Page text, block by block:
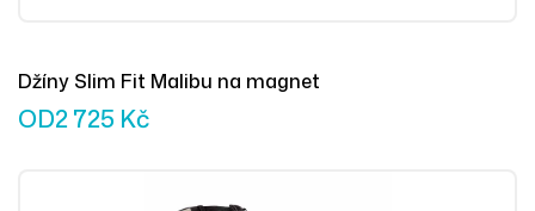
Džíny Slim Fit Malibu na magnet
OD2 725 Kč